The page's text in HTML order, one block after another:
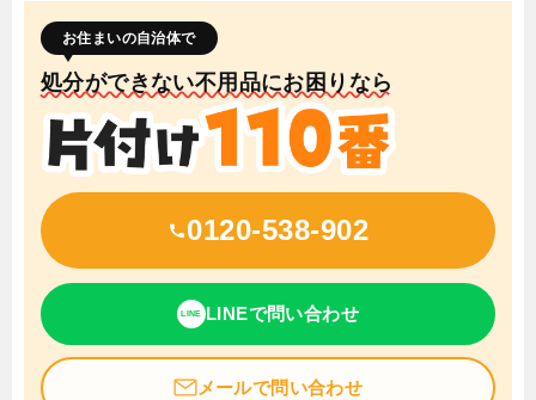
お住まいの自治体で
処分ができない不用品にお困りなら
0120-538-902
LINE LINEで問い合わせ
メールで問い合わせ